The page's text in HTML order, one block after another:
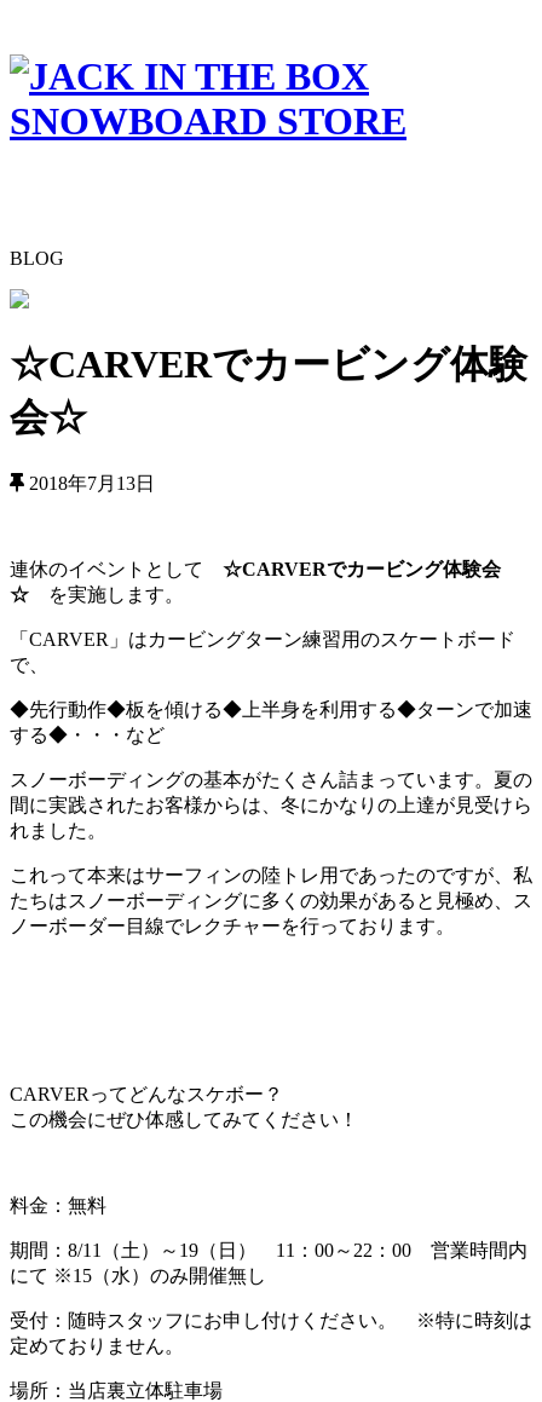
BLOG
☆CARVERでカービング体験
会☆
2018年7月13日
連休のイベントとして ☆CARVERでカービング体験会
☆ を実施します。
「CARVER」はカービングターン練習用のスケートボード
で、
◆先行動作◆板を傾ける◆上半身を利用する◆ターンで加速
する◆・・・など
スノーボーディングの基本がたくさん詰まっています。夏の
間に実践されたお客様からは、冬にかなりの上達が見受けら
れました。
これって本来はサーフィンの陸トレ用であったのですが、私
たちはスノーボーディングに多くの効果があると見極め、ス
ノーボーダー目線でレクチャーを行っております。
CARVERってどんなスケボー？
この機会にぜひ体感してみてください！
料金：無料
期間：8/11（土）～19（日） 11：00～22：00 営業時間内
にて ※15（水）のみ開催無し
受付：随時スタッフにお申し付けください。 ※特に時刻は
定めておりません。
場所：当店裏立体駐車場